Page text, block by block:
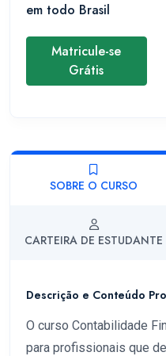
em todo Brasil
Matricule-se
Grátis
SOBRE O CURSO
CARTEIRA DE ESTUDANTE
Descrição e Conteúdo
O curso Contabilidade
para profissionais que